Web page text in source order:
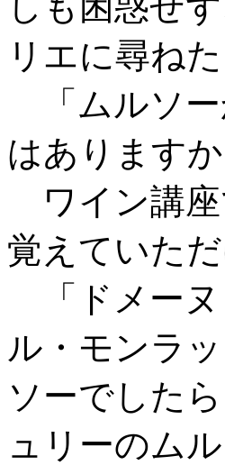
リエに尋ねた
「ムルソー
はありますか
ワイン講座
覚えていた
「ドメーヌ
ル・モンラ
ソーでした
ュリーのム